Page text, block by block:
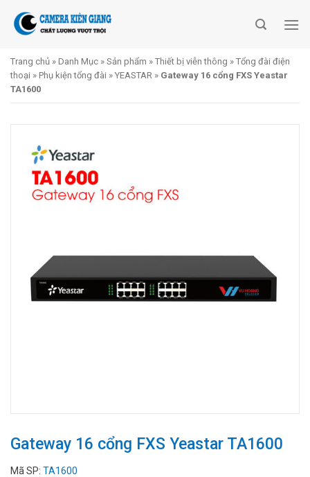
Trang chủ » Danh Mục » Sản phẩm » Thiết bị viễn thông » Tổng đài điện
thoại » Phụ kiện tổng đài » YEASTAR » Gateway 16 cổng FXS Yeastar
TA1600
Gateway 16 cổng FXS Yeastar TA1600
Mã SP: TA1600